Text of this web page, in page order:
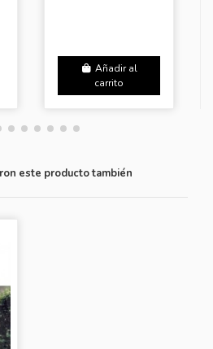
Añadir al
carrito
este producto también